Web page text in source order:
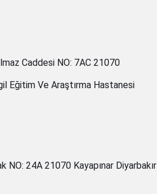
Caddesi NO: 7AC 21070
Eğitim Ve Araştırma Hastanesi
NO: 24A 21070 Kayapınar Diyarbakır